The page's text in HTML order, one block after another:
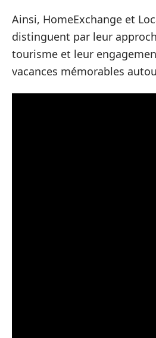
Ainsi, HomeExchange et
distinguent par leur
tourisme et leur
vacances mémorables